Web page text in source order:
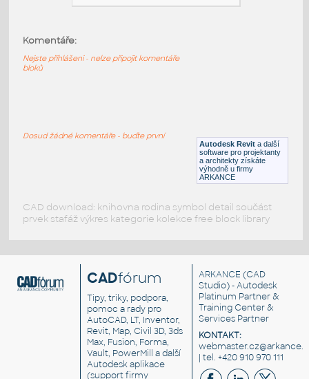
RFA Ložnice
Autodesk Revit a další
software pro projektanty
a architekty získáte
výhodně u firmy
ARKANCE
Komentáře:
Nejste přihlášeni - nelze připojit komentáře
bloků
Dosud žádné komentáře - buďte první
CAD download: knihovna rodina symbol detail součást
prvek stafáž výkres kategorie kolekce free block library
CADfórum
Tipy, triky, podpora,
pomoc a rady pro
AutoCAD, LT, Inventor,
Revit, Map, Civil 3D, 3ds
Max, Fusion, Forma,
Vault, PowerMill a další
Autodesk aplikace
(support firmy
ARKANCE (CAD
Studio) - Autodesk
Platinum Partner &
Training Center &
Services Partner
KONTAKT:
| tel. +420 910 970 111